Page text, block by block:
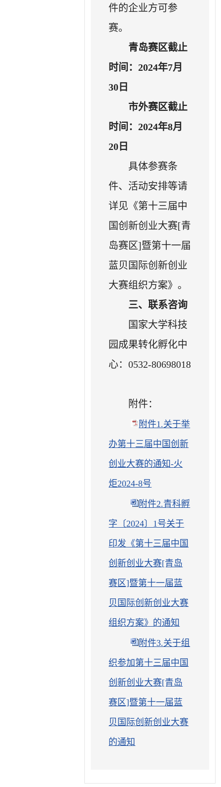
件的企业方可参
赛。
青岛赛区截止
时间：2024年7月
30 日
市外赛区截止
时间：2024年8月
20日
具体参赛条
件、活动安排等请
详见《第十三届中
国创新创业大赛[青
岛赛区]暨第十一届
蓝贝国际创新创业
大赛组织方案》。
三、联系咨询
国家大学科技
园成果转化孵化中
心：0532-80698018
附件：
附件1.关于举
办第十三届中国创新
创业大赛的通知-火
炬2024-8号
附件2.青科孵
字〔2024〕1号关于
印发《第十三届中国
创新创业大赛[青岛
赛区]暨第十一届蓝
贝国际创新创业大赛
组织方案》的通知
附件3.关于组
织参加第十三届中国
创新创业大赛[青岛
赛区]暨第十一届蓝
贝国际创新创业大赛
的通知